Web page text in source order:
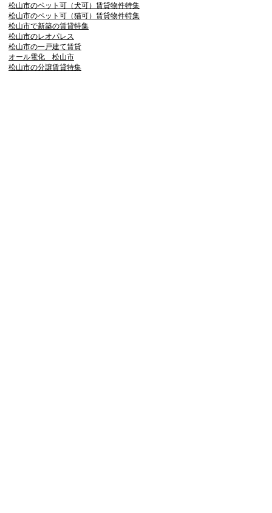
松山市のペット可（犬可）賃貸物件特集
松山市のペット可（猫可）賃貸物件特集
松山市で新築の賃貸特集
松山市のレオパレス
松山市の一戸建て賃貸
オール電化 松山市
松山市の分譲賃貸特集